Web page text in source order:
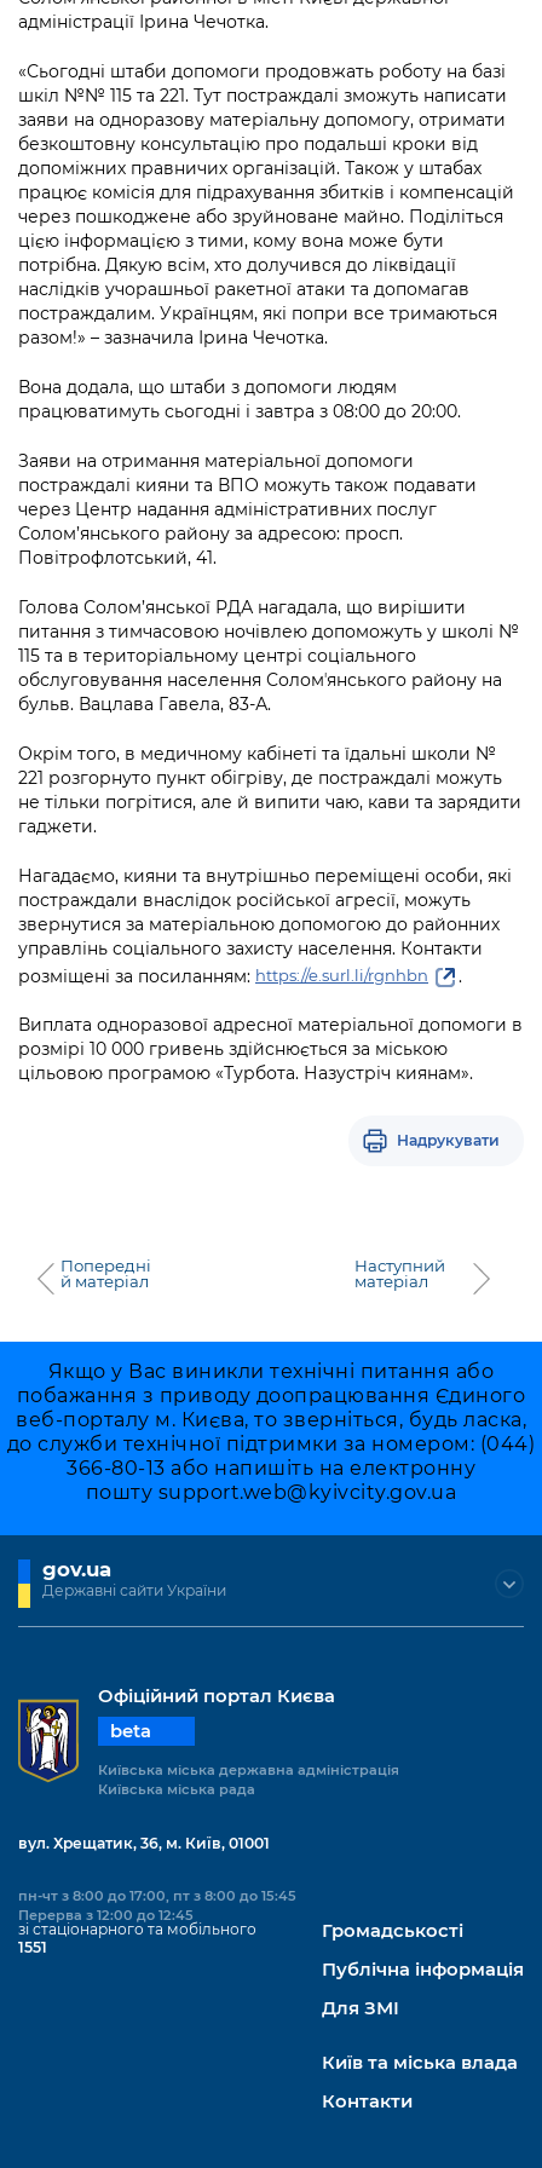
Підприємства, установи, організації
Kyiv International Relations
Річні звіти
Гендерна політика
Безбар'єрність
Київська міська військова адміністрація
Портал Захисників та Захисниць
Безбар'єрність
Портал послуг
Міський застосунок Київ Цифровий
Важливе під час воєнного стану
Уряд» – місцевий рівень»
Важливе під час воєнного стану
Про відкриті дані
Портал даних Києва
Публічні дашборди
адміністрації Ірина Чечотка.
«Сьогодні штаби допомоги продовжать роботу на базі
шкіл №№ 115 та 221. Тут постраждалі зможуть написати
заяви на одноразову матеріальну допомогу, отримати
безкоштовну консультацію про подальші кроки від
допоміжних правничих організацій. Також у штабах
працює комісія для підрахування збитків і компенсацій
через пошкоджене або зруйноване майно. Поділіться
цією інформацією з тими, кому вона може бути
потрібна. Дякую всім, хто долучився до ліквідації
наслідків учорашньої ракетної атаки та допомагав
постраждалим. Українцям, які попри все тримаються
разом!» – зазначила Ірина Чечотка.
Вона додала, що штаби з допомоги людям
працюватимуть сьогодні і завтра з 08:00 до 20:00.
Заяви на отримання матеріальної допомоги
постраждалі кияни та ВПО можуть також подавати
через Центр надання адміністративних послуг
Солом’янського району за адресою: просп.
Повітрофлотський, 41.
Голова Солом’янської РДА нагадала, що вирішити
питання з тимчасовою ночівлею допоможуть у школі №
115 та в територіальному центрі соціального
обслуговування населення Соломʼянського району на
бульв. Вацлава Гавела, 83-А.
Окрім того, в медичному кабінеті та їдальні школи №
221 розгорнуто пункт обігріву, де постраждалі можуть
не тільки погрітися, але й випити чаю, кави та зарядити
гаджети.
Нагадаємо, кияни та внутрішньо переміщені особи, які
постраждали внаслідок російської агресії, можуть
звернутися за матеріальною допомогою до районних
управлінь соціального захисту населення. Контакти
розміщені за посиланням: https://e.surl.li/rgnhbn .
Виплата одноразової адресної матеріальної допомоги в
розмірі 10 000 гривень здійснюється за міською
цільовою програмою «Турбота. Назустріч киянам».
Надрукувати
Попередні
й матеріал
Наступний
матеріал
Якщо у Вас виникли технічні питання або
побажання з приводу доопрацювання Єдиного
веб-порталу м. Києва, то зверніться, будь ласка,
до служби технічної підтримки за номером: (044)
366-80-13 або напишіть на електронну
пошту support.web@kyivcity.gov.ua
gov.ua
Державні сайти України
Офіційний портал Києва
beta
Київська міська державна адміністрація
Київська міська рада
вул. Хрещатик, 36, м. Київ, 01001
пн-чт з 8:00 до 17:00, пт з 8:00 до 15:45
Перерва з 12:00 до 12:45
зі стаціонарного та мобільного
1551
Громадськості
Публічна інформація
Для ЗМІ
Київ та міська влада
Контакти